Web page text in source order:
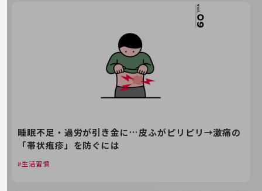
コミュニケーション・情報共有
地域共創・地方創生
セキュリティ対策
睡眠不足・過労が引き金に…皮ふがピリピリ→激痛の
「帯状疱疹」を防ぐには
生活習慣